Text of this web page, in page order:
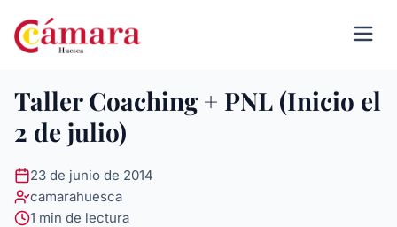
Taller Coaching + PNL (Inicio el
2 de julio)
23 de junio de 2014
camarahuesca
1 min de lectura